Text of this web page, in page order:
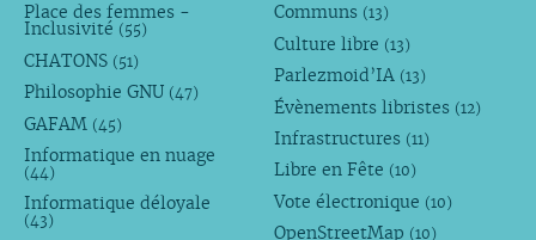
Place des femmes -
Inclusivité (55)
CHATONS (51)
Philosophie GNU (47)
GAFAM (45)
Informatique en nuage
(44)
Informatique déloyale
(43)
Communs (13)
Culture libre (13)
Parlezmoid’IA (13)
Évènements libristes (12)
Infrastructures (11)
Libre en Fête (10)
Vote électronique (10)
OpenStreetMap (10)